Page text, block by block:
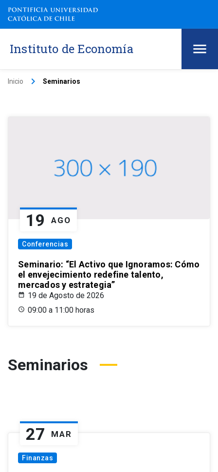
Instituto de Economía
Inicio keyboard_arrow_right Seminarios
19 AGO
Conferencias
Seminario: “El Activo que Ignoramos: Cómo
el envejecimiento redefine talento,
mercados y estrategia”
19 de Agosto de 2026
09:00 a 11:00 horas
Seminarios
27 MAR
Finanzas